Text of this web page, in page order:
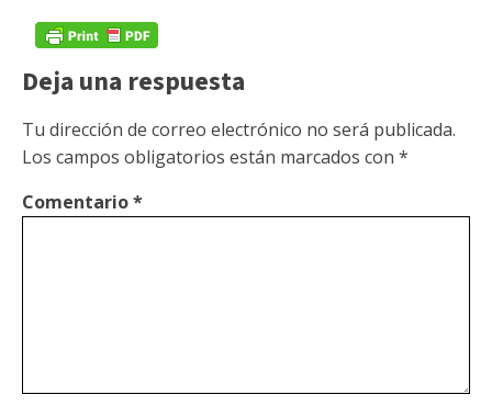
Deja una respuesta
Tu dirección de correo electrónico no será publicada.
Los campos obligatorios están marcados con *
Comentario*